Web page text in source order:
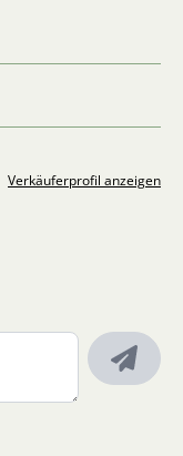
Verkäuferprofil anzeigen